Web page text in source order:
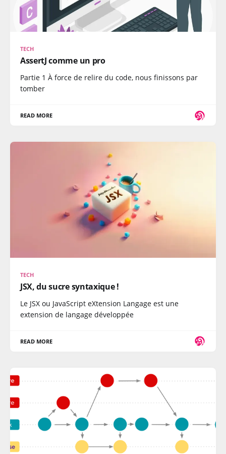
TECH
AssertJ comme un pro
Partie 1 À force de relire du code, nous finissons par
tomber
READ MORE
TECH
JSX, du sucre syntaxique !
Le JSX ou JavaScript eXtension Langage est une
extension de langage développée
READ MORE